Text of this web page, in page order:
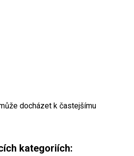
docházet k častejšímu
kategoriích: